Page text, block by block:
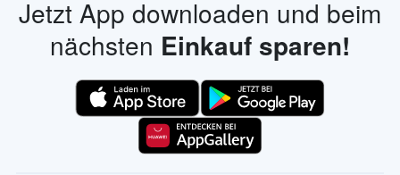
Jetzt App downloaden und beim
nächsten Einkauf sparen!